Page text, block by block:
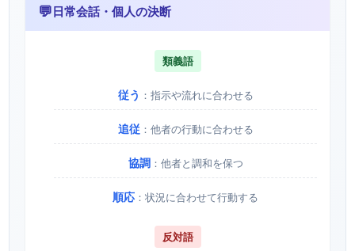
💬日常会話・個人の決断
類義語
従う ：指示や流れに合わせる
追従 ：他者の行動に合わせる
協調：他者と調和を保つ
順応 ：状況に合わせて行動する
反対語